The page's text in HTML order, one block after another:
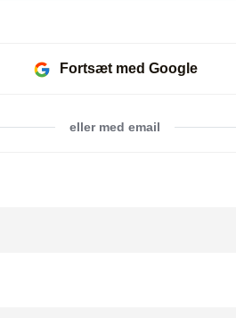
Fortsæt med Google
eller med email